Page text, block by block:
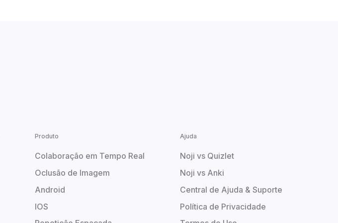
Produto
Colaboração em Tempo Real
Oclusão de Imagem
Android
IOS
Ajuda
Noji vs Quizlet
Noji vs Anki
Central de Ajuda & Suporte
Política de Privacidade